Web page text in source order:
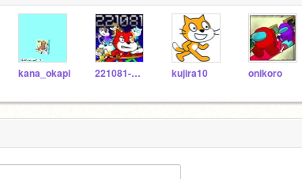
kana_okapi 221081-mishima kujira10 onikoro